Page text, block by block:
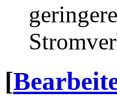
[